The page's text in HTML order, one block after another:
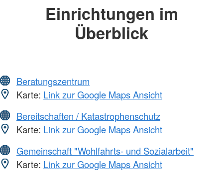
Einrichtungen im
Überblick
Beratungszentrum
Karte: Link zur Google Maps Ansicht
Bereitschaften / Katastrophenschutz
Karte: Link zur Google Maps Ansicht
Gemeinschaft "Wohlfahrts- und Sozialarbeit"
Karte: Link zur Google Maps Ansicht